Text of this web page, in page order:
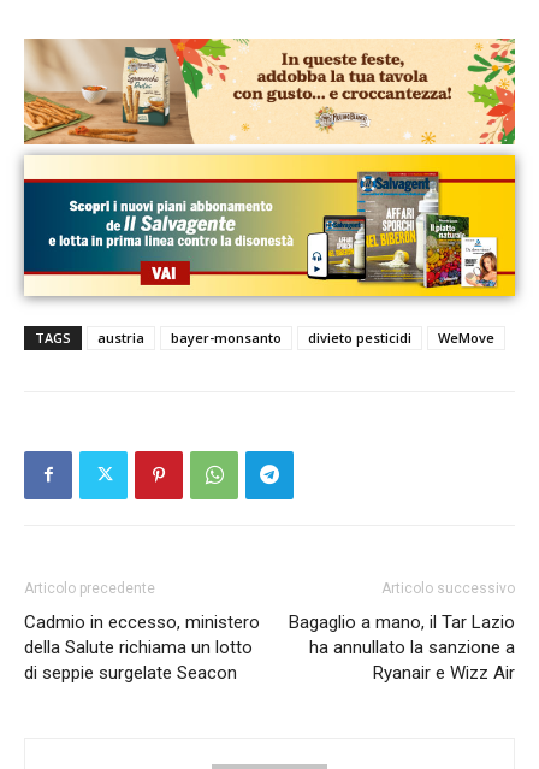
TAGS austria bayer-monsanto divieto pesticidi WeMove
Articolo precedente
Cadmio in eccesso, ministero
della Salute richiama un lotto
di seppie surgelate Seacon
Articolo successivo
Bagaglio a mano, il Tar Lazio
ha annullato la sanzione a
Ryanair e Wizz Air